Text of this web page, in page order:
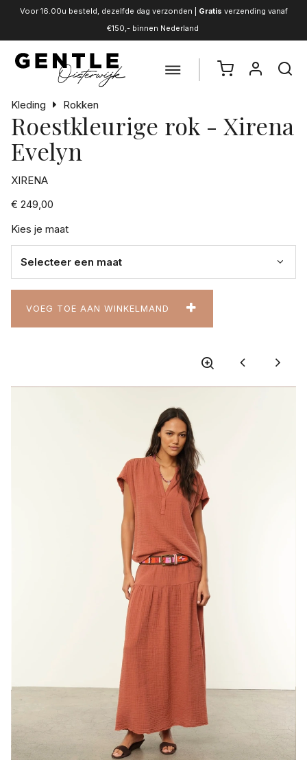
Voor 16.00u besteld, dezelfde dag verzonden | Gratis verzending vanaf
€150,- binnen Nederland
Kleding Rokken
Roestkleurige rok - Xirena
Evelyn
XIRENA
€ 249,00
Kies je maat
VOEG TOE AAN WINKELMAND